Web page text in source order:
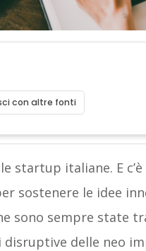
con altre fonti
startup italiane. E
sostenere le idee
sono sempre state
delle neo